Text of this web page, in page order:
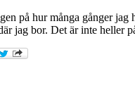
på hur många gånger
jag bor. Det är inte heller